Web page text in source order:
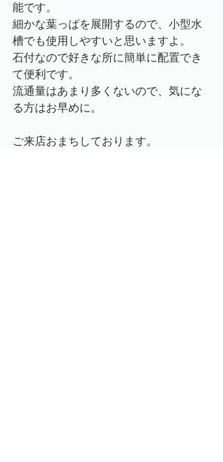
能です。
細かな葉っぱを展開するので、小型水
槽でも使用しやすいと思いますよ。
石付なので好きな所に簡単に配置でき
て便利です。
流通量はあまり多くないので、気にな
る方はお早めに。
ご来店おまちしております。